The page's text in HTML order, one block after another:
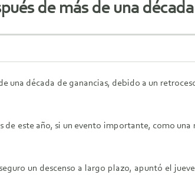
de más de una
una década de ganancias, debido a un
este año, si un evento importante, como
un descenso a largo plazo, apuntó el